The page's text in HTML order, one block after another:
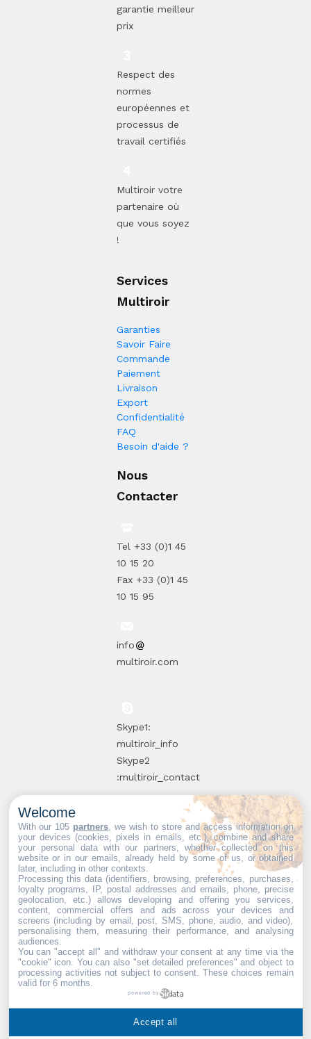
garantie meilleur
prix
Respect des
normes
européennes et
processus de
travail certifiés
Multiroir votre
partenaire où
que vous soyez
!
Services
Multiroir
Garanties
Savoir Faire
Commande
Paiement
Livraison
Export
Confidentialité
FAQ
Besoin d'aide ?
Nous
Contacter
Tel +33 (0)1 45
10 15 20
Fax +33 (0)1 45
10 15 95
info
multiroir.com
Skype1:
multiroir_info
Skype2
:multiroir_contact
10, route de
Brie-Comte-
Robert
94520 Périgny-
sur-Yerres
Partenaires web : Mdose
Multiroir © 2026. Tous droits
Welcome
With our 105 partners , we wish to store and access information on
your devices (cookies, pixels in emails, etc.), combine and share
your personal data with our partners, whether collected on this
website or in our emails, already held by some of us, or obtained
later, including in other contexts.
Processing this data (identifiers, browsing, preferences, purchases,
loyalty programs, IP, postal addresses and emails, phone, precise
geolocation, etc.) allows developing and offering you services,
content, commercial offers and ads across your devices and
screens (including by email, post, SMS, phone, audio, and video),
personalising them, measuring their performance, and analysing
audiences.
You can "accept all" and withdraw your consent at any time via the
"cookie" icon . You can also "set detailed preferences" and object to
processing activities not subject to consent. These choices remain
valid for 6 months.
powered by
Accept all